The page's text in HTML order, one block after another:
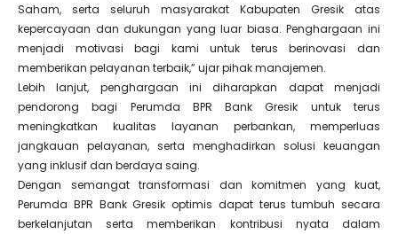
Saham, serta seluruh masyarakat Kabupaten Gresik atas
kepercayaan dan dukungan yang luar biasa. Penghargaan ini
menjadi motivasi bagi kami untuk terus berinovasi dan
memberikan pelayanan terbaik,” ujar pihak manajemen.
Lebih lanjut, penghargaan ini diharapkan dapat menjadi
pendorong bagi Perumda BPR Bank Gresik untuk terus
meningkatkan kualitas layanan perbankan, memperluas
jangkauan pelayanan, serta menghadirkan solusi keuangan
yang inklusif dan berdaya saing.
Dengan semangat transformasi dan komitmen yang kuat,
Perumda BPR Bank Gresik optimis dapat terus tumbuh secara
berkelanjutan serta memberikan kontribusi nyata dalam